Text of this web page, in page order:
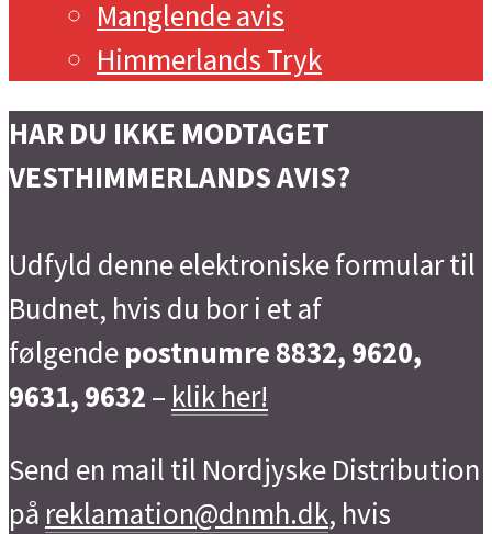
Manglende avis
Himmerlands Tryk
HAR DU IKKE MODTAGET
VESTHIMMERLANDS AVIS?
Udfyld denne elektroniske formular til
Budnet, hvis du bor i et af
følgende postnumre 8832, 9620,
9631, 9632 – klik her!
Send en mail til Nordjyske Distribution
på reklamation@dnmh.dk, hvis